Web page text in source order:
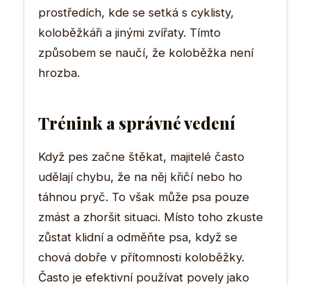
prostředích, kde se setká s cyklisty,
koloběžkáři a jinými zvířaty. Tímto
způsobem se naučí, že koloběžka není
hrozba.
Trénink a správné vedení
Když pes začne štěkat, majitelé často
udělají chybu, že na něj křičí nebo ho
táhnou pryč. To však může psa pouze
zmást a zhoršit situaci. Místo toho zkuste
zůstat klidní a odměňte psa, když se
chová dobře v přítomnosti koloběžky.
Často je efektivní používat povely jako